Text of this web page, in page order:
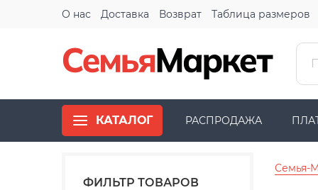
О нас Доставка Возврат Таблица размеров
КАТАЛОГ РАСПРОДАЖА
ФИЛЬТР ТОВАРОВ
Семья-